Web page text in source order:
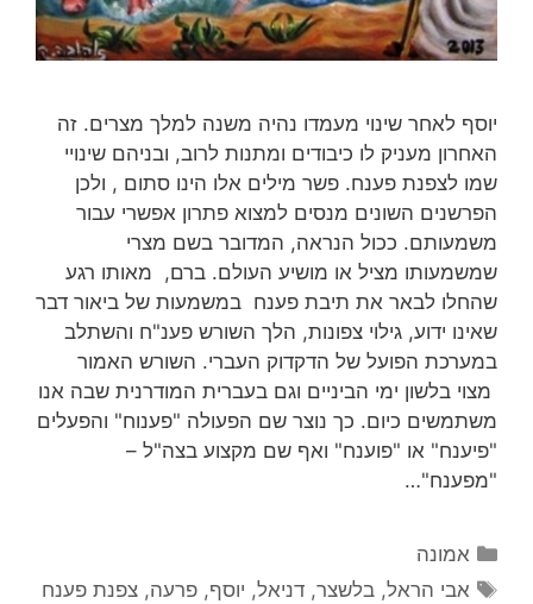
יוסף לאחר שינוי מעמדו נהיה משנה למלך מצרים. זה
האחרון מעניק לו כיבודים ומתנות לרוב, ובניהם שינויי
שמו לצפנת פענח. פשר מילים אלו הינו סתום , ולכן
הפרשנים השונים מנסים למצוא פתרון אפשרי עבור
משמעותם. ככול הנראה, המדובר בשם מצרי
שמשמעותו מציל או מושיע העולם. ברם, מאותו רגע
שהחלו לבאר את תיבת פענח במשמעות של ביאור דבר
שאינו ידוע, גילוי צפונות, הלך השורש פענ"ח והשתלב
במערכת הפועל של הדקדוק העברי. השורש האמור
מצוי בלשון ימי הביניים וגם בעברית המודרנית שבה אנו
משתמשים כיום. כך נוצר שם הפעולה "פענוח" והפעלים
"פיענח" או "פוענח" ואף שם מקצוע בצה"ל –
"מפענח"…
קטגוריות
אמונה
תגיות
אבי הראל,בלשצר,דניאל, יוסף,פרעה,צפנת פענח